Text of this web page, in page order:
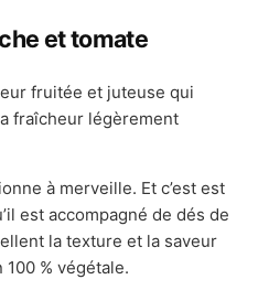
et tomate
fruitée et juteuse qui
fraîcheur légèrement
à merveille. Et c’est est
est accompagné de dés de
la texture et la saveur
% végétale.